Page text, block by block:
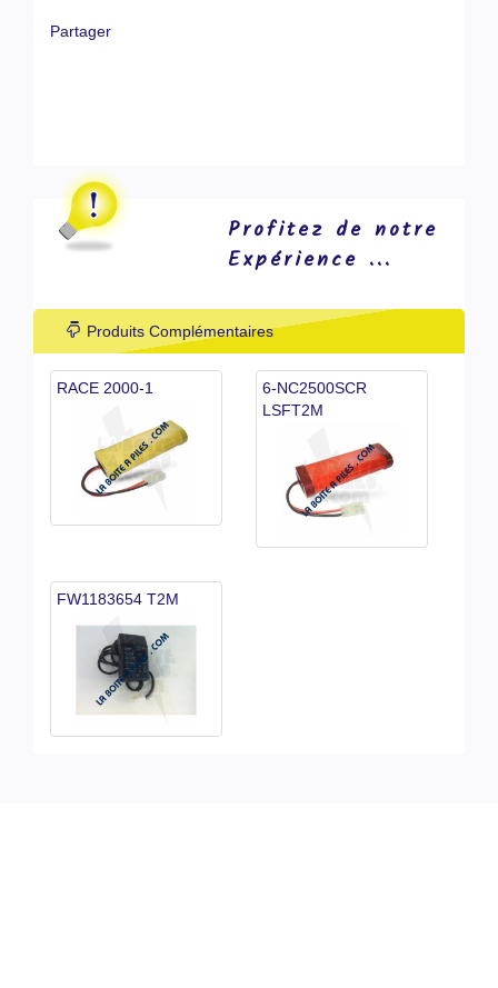
Partager
Profitez de notre
Expérience ...
Produits Complémentaires
RACE 2000-1
6-NC2500SCR
LSFT2M
FW1183654 T2M